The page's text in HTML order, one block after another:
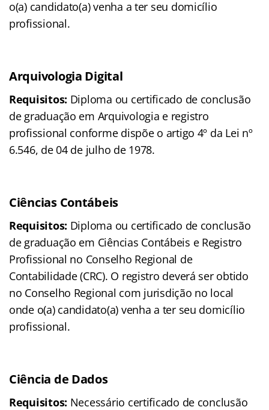
o(a) candidato(a) venha a ter seu domicílio
profissional.
Arquivologia Digital
Requisitos: Diploma ou certificado de conclusão
de graduação em Arquivologia e registro
profissional conforme dispõe o artigo 4º da Lei nº
6.546, de 04 de julho de 1978.
Ciências Contábeis
Requisitos: Diploma ou certificado de conclusão
de graduação em Ciências Contábeis e Registro
Profissional no Conselho Regional de
Contabilidade (CRC). O registro deverá ser obtido
no Conselho Regional com jurisdição no local
onde o(a) candidato(a) venha a ter seu domicílio
profissional.
Ciência de Dados
Requisitos: Necessário certificado de conclusão